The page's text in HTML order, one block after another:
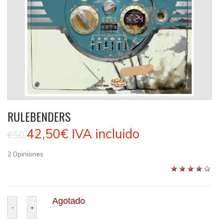
RULEBENDERS
€5042,50€ IVA incluido
2 Opiniones
Agotado